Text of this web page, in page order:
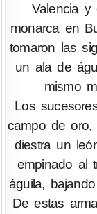
Valencia y
monarca en
tomaron las
un ala de
mismo
Los
campo de
diestra un
empinado al
águila,
De estas